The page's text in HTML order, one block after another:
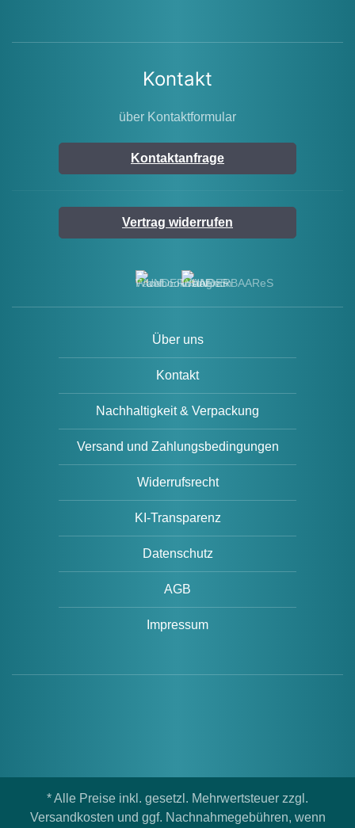
Kontakt
über Kontaktformular
Kontaktanfrage
Vertrag widerrufen
Über uns
Kontakt
Nachhaltigkeit & Verpackung
Versand und Zahlungsbedingungen
Widerrufsrecht
KI-Transparenz
Datenschutz
AGB
Impressum
* Alle Preise inkl. gesetzl. Mehrwertsteuer zzgl.
Versandkosten und ggf. Nachnahmegebühren, wenn